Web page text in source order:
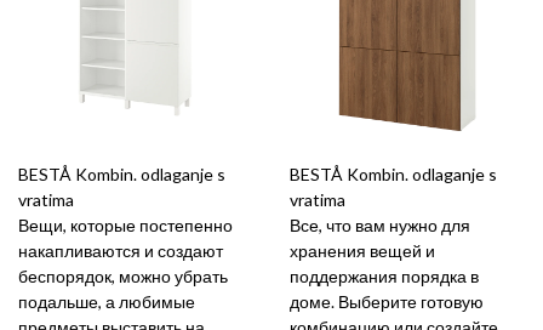
BESTÅ Kombin. odlaganje s
vratima
Вещи, которые постепенно
накапливаются и создают
беспорядок, можно убрать
подальше, а любимые
BESTÅ Kombin. odlaganje s
vratima
Все, что вам нужно для
хранения вещей и
поддержания порядка в
доме. Выберите готовую